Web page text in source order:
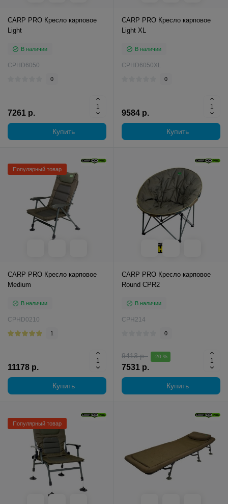
CARP PRO Кресло карповое
Light
В наличии
CPHD6050
0
7261 р.
Купить
CARP PRO Кресло карповое
Light XL
В наличии
CPHD6050XL
0
9584 р.
Купить
Популярный товар
CARP PRO Кресло карповое
Medium
В наличии
CPHD0210
1
11178 р.
Купить
CARP PRO Кресло карповое
Round CPR2
В наличии
CPH214
0
9413 р. -20 %
7531 р.
Купить
Популярный товар